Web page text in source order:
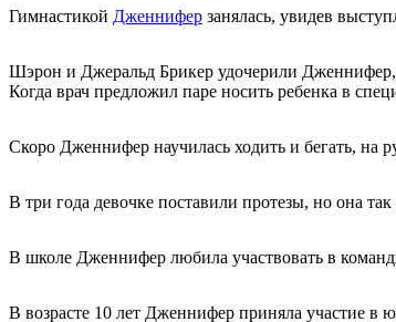
Гимнастикой Дженнифер занялась, увидев
Шэрон и Джеральд Брикер удочерили Дженнифер,
Когда врач предложил паре носить ребенка в
Скоро Дженнифер научилась ходить и бегать, на
В три года девочке поставили протезы, но она
В школе Дженнифер любила участвовать в
В возрасте 10 лет Дженнифер приняла участие